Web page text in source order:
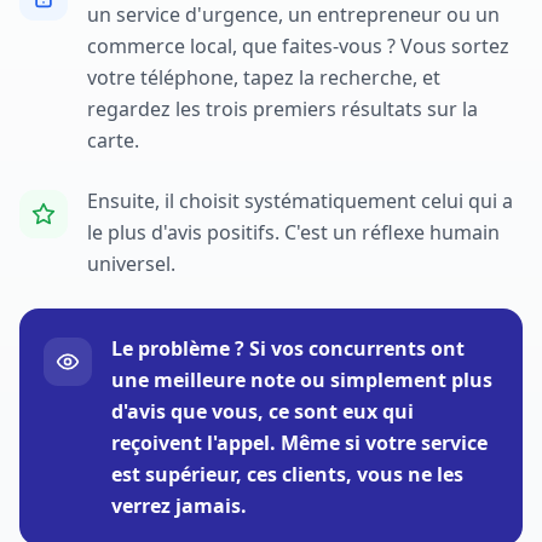
un service d'urgence, un entrepreneur ou un
commerce local, que faites-vous ? Vous sortez
votre téléphone, tapez la recherche, et
regardez les trois premiers résultats sur la
carte.
Ensuite, il choisit systématiquement celui qui a
le plus d'avis positifs. C'est un réflexe humain
universel.
Le problème ? Si vos concurrents ont
une meilleure note ou simplement plus
d'avis que vous, ce sont eux qui
reçoivent l'appel. Même si votre service
est supérieur, ces clients, vous ne les
verrez jamais.